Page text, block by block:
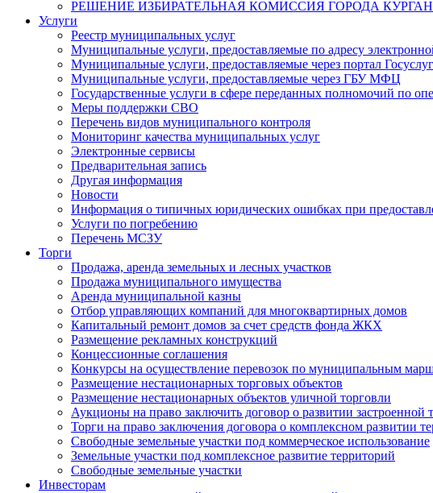
РЕШЕНИЕ ИЗБИРАТЕЛЬНАЯ КОМИССИЯ ГОРОДА
Услуги
Реестр муниципальных услуг
Муниципальные услуги, предоставляемые по адресу
Муниципальные услуги, предоставляемые через портал Госуслуг
Муниципальные услуги, предоставляемые через ГБУ МФЦ
Государственные услуги в сфере переданных полномочий по
Меры поддержки СВО
Перечень видов муниципального контроля
Мониторинг качества муниципальных услуг
Электронные сервисы
Предварительная запись
Другая информация
Новости
Информация о типичных юридических ошибках при
Услуги по погребению
Перечень МСЗУ
Торги
Продажа, аренда земельных и лесных участков
Продажа муниципального имущества
Аренда муниципальной казны
Отбор управляющих компаний для многоквартирных домов
Капитальный ремонт домов за счет средств фонда ЖКХ
Размещение рекламных конструкций
Концессионные соглашения
Конкурсы на осуществление перевозок по муниципальным
Размещение нестационарных торговых объектов
Размещение нестационарных объектов уличной торговли
Аукционы на право заключить договор о развитии застроенной
Торги на право заключения договора о комплексном развитии
Свободные земельные участки под коммерческое использование
Земельные участки под комплексное развитие территорий
Свободные земельные участки
Инвесторам